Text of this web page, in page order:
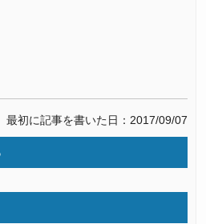
最初に記事を書いた日：2017/09/07